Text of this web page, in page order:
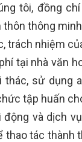
tôi, đồng
thông
trách nhiệm
tại nhà văn
sử dụng
tập huấn
và dịch
thao tác